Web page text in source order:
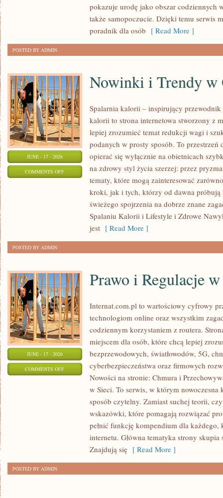
pokazuje urodę jako obszar codziennych
także samopoczucie. Dzięki temu serwis
poradnik dla osób [ Read More ]
POSTED BY ADMIN
JUNE - 17 - 2026
COMMENTS OFFON
ODCHUDZANIU
Nowinki i Trendy w
Spalarnia kalorii – inspirujący
kalorii to strona internetowa stworzony z
lepiej zrozumieć temat redukcji wagi i
podanych w prosty sposób. To
opierać się wyłącznie na obietnicach
na zdrowy styl życia szerzej: przez
tematy, które mogą zainteresować
kroki, jak i tych, którzy od dawna
świeżego spojrzenia na dobrze znane
Spalaniu Kalorii i Lifestyle i Zdrowe
jest [ Read More ]
POSTED BY ADMIN
JUNE - 17 - 2026
COMMENTS OFFON
REGULACJE
INTERNECIE
Prawo i Regulacje
Internat.com.pl to wartościowy cyfrowy
technologiom online oraz wszystkim
codziennym korzystaniem z routera.
miejscem dla osób, które chcą lepiej
bezprzewodowych, światłowodów, 5G,
cyberbezpieczeństwa oraz firmowych
Nowości na stronie: Chmura i
w Sieci. To serwis, w którym nowoczesna
sposób czytelny. Zamiast suchej teorii,
wskazówki, które pomagają rozwiązać
pełnić funkcję kompendium dla
internetu. Główna tematyka strony
Znajdują się [ Read More ]
POSTED BY ADMIN